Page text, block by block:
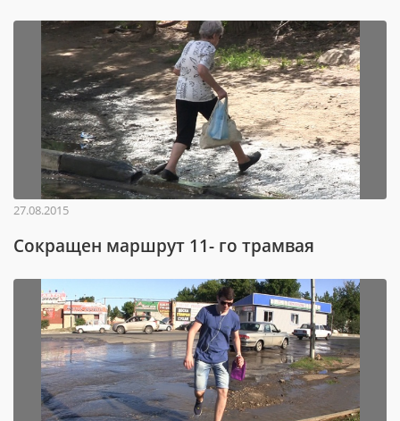
27.08.2015
Сокращен маршрут 11- го трамвая